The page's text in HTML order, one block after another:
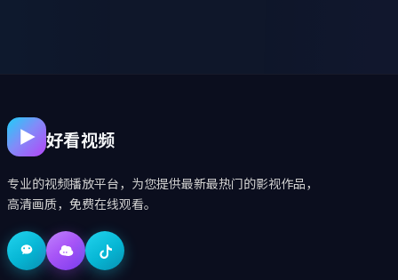
好看视频
专业的视频播放平台，为您提供最新最热门的影视作品，
高清画质，免费在线观看。